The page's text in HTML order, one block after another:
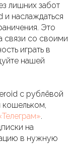
лишних забот
и наслаждаться
Это
связи со своими
играть в
нашей
с рублёвой
кошельком,
.
на
в нужную